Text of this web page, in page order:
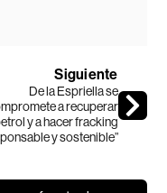
Siguiente
De la Espriella se
a recuperar
y a hacer fracking
y sostenible”